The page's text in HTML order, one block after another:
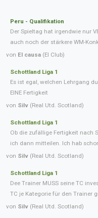
Peru - Qualifikation
Der Spieltag hat irgendwie nur
auch noch der stärkere WM-
von El causa (El Club)
Schottland Liga 1
Es ist egal, welchen Lehrgang
EINE Fertigkeit
von Silv (Real Utd. Scotland)
Schottland Liga 1
Ob die zufällige Fertigkeit nach
ich dann mitteilen. Ich hab
von Silv (Real Utd. Scotland)
Schottland Liga 1
Dee Trainer MUSS seine TC
TC je Kategorie für den Trainer
von Silv (Real Utd. Scotland)